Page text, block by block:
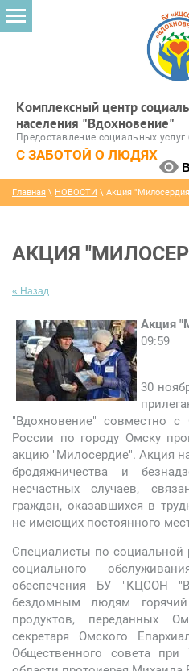
Комплексный центр
населения "Вдохновение"
Предоставление социальных
С ЗАБОТОЙ О ЛЮДЯХ
Главная \ НОВОСТИ \ Акция
АКЦИЯ
« Назад
Акция
09:59
30
"Вдохновение" совместно
России по городу Омску
акцию "Милосердие". Акция
бродяжничества и
несчастных случаев,
граждан, оказавшихся в
не имеющих постоянного
Специалисты по социальной
социального
обеспечения БУ "КЦСОН
бездомным людям
продуктов, переданных
секретаря Омского
Общественного совета